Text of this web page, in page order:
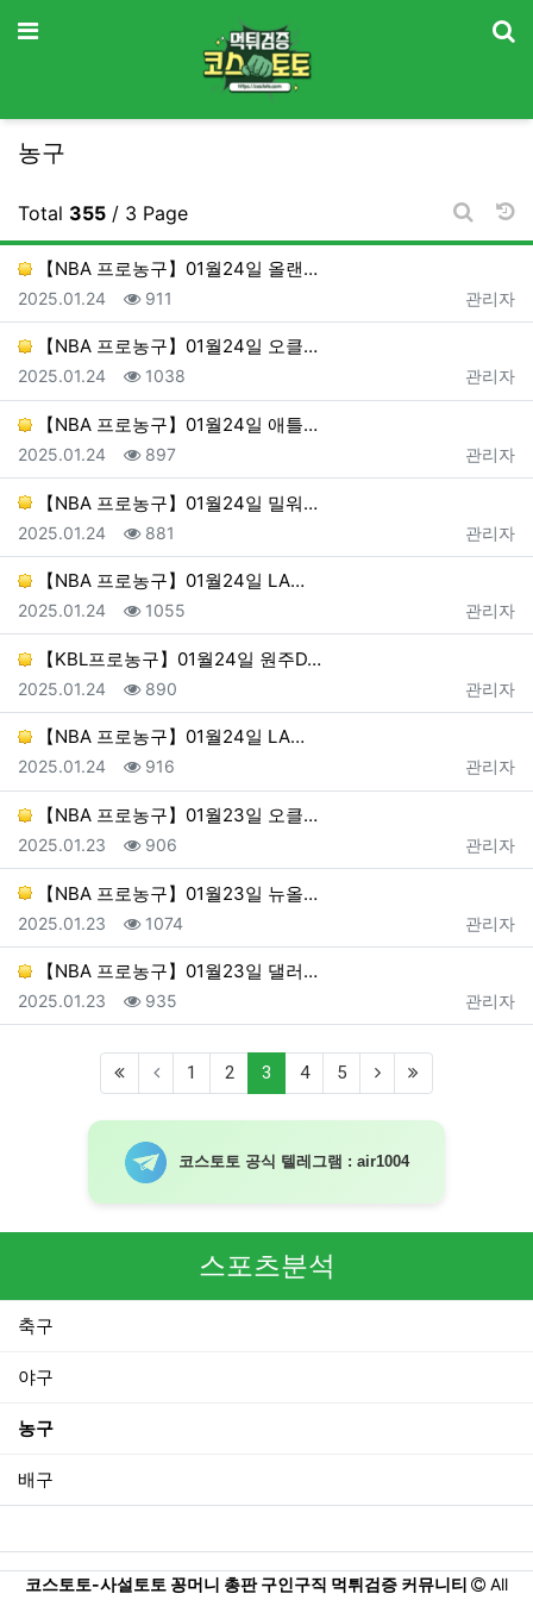
메뉴
농구
Total 355 / 3 Page
게시판
【NBA 프로농구】01월24일 올랜…
등록자
관리자
등록일
2025.01.24 조회
911
【NBA 프로농구】01월24일 오클…
등록자
관리자
등록일
2025.01.24 조회
1038
【NBA 프로농구】01월24일 애틀…
등록자
관리자
등록일
2025.01.24 조회
897
【NBA 프로농구】01월24일 밀워…
등록자
관리자
등록일
2025.01.24 조회
881
【NBA 프로농구】01월24일 LA…
등록자
관리자
등록일
2025.01.24 조회
1055
【KBL프로농구】01월24일 원주D…
등록자
관리자
등록일
2025.01.24 조회
890
【NBA 프로농구】01월24일 LA…
등록자
관리자
등록일
2025.01.24 조회
916
【NBA 프로농구】01월23일 오클…
등록자
관리자
등록일
2025.01.23 조회
906
【NBA 프로농구】01월23일 뉴올…
등록자
관리자
등록일
2025.01.23 조회
1074
【NBA 프로농구】01월23일 댈러…
등록자
관리자
등록일
2025.01.23 조회
935
1 2 3 (current)
4 5
코스토토 공식 텔레그램 : air1004
스포츠분석
축구
야구
농구
배구
코스토토-사설토토 꽁머니 총판 구인구직 먹튀검증 커뮤니티
All